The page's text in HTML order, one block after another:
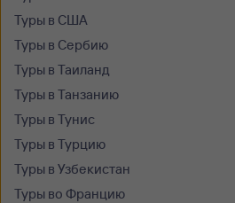
Туры в США
Туры в Сербию
Туры в Таиланд
Туры в Танзанию
Туры в Тунис
Туры в Турцию
Туры в Узбекистан
Туры во Францию